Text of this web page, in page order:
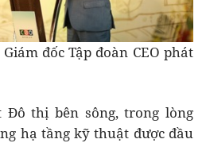
đốc Tập đoàn CEO phát
Đô thị bên sông, trong lòng
hạ tầng kỹ thuật được đầu